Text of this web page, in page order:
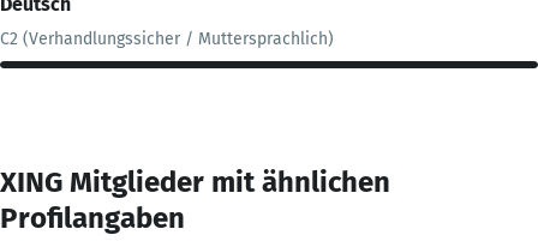
C2 (Verhandlungssicher / Muttersprachlich)
XING Mitglieder mit ähnlichen
Profilangaben